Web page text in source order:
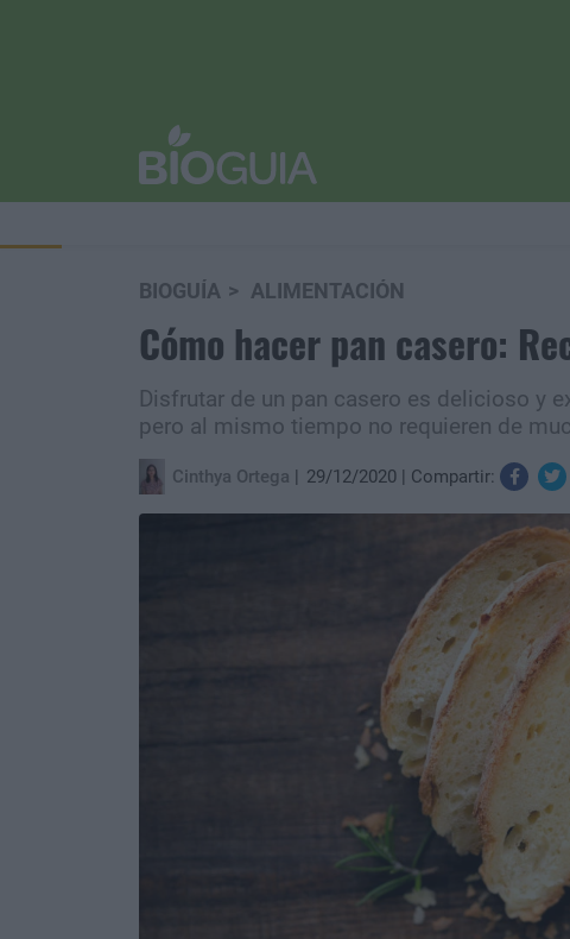
BIOGUÍA ALIMENTACIÓN
Cómo hacer pan casero:
Disfrutar de un pan casero es delicioso y
pero al mismo tiempo no requieren de
Cinthya Ortega 29/12/2020 Compartir: